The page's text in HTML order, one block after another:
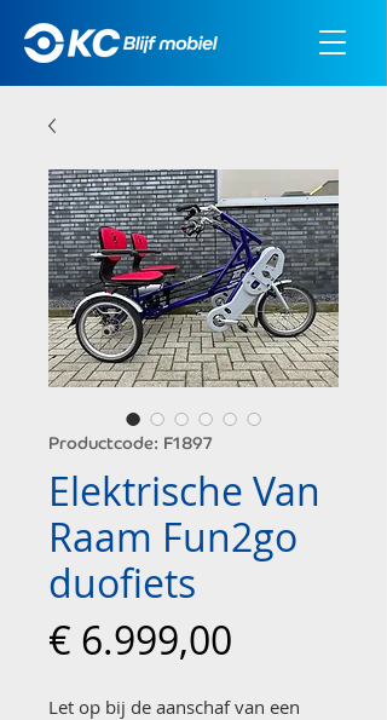
Productcode: F1897
Elektrische Van
Raam Fun2go
duofiets
€ 6.999,00
Let op bij de aanschaf van een